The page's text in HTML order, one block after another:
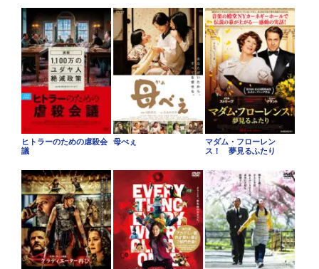
ヒトラーのための虐殺会
議
母べぇ
マダム・フローレン
ス！ 夢見るふたり